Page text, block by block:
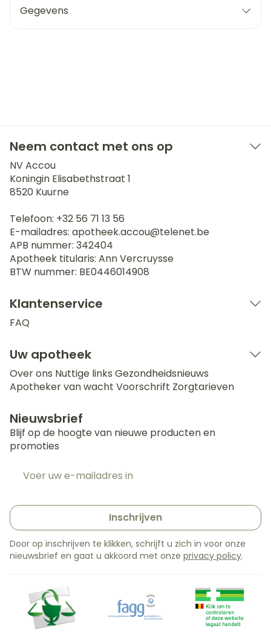
Gegevens
Neem contact met ons op
NV Accou
Koningin Elisabethstraat 1
8520 Kuurne
Telefoon: +32 56 71 13 56
E-mailadres: apotheek.accou@telenet.be
APB nummer: 342404
Apotheek titularis: Ann Vercruysse
BTW nummer: BE0446014908
Klantenservice
FAQ
Uw apotheek
Over ons Nuttige links Gezondheidsnieuws
Apotheker van wacht Voorschrift Zorgtarieven
Nieuwsbrief
Blijf op de hoogte van nieuwe producten en
promoties
Inschrijven
Door op inschrijven te klikken, schrijft u zich in voor onze
nieuwsbrief en gaat u akkoord met onze privacy policy.